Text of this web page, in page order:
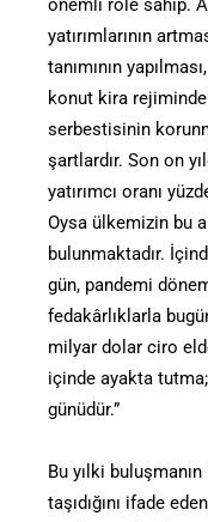
önemli role sahip.
yatırımlarının
tanımının
konut kira
serbestisinin
şartlardır. Son on
yatırımcı oranı
Oysa ülkemizin bu
bulunmaktadır.
gün, pandemi
fedakârlıklarla
milyar dolar ciro
içinde ayakta
günüdür.”
Bu yılki
taşıdığını ifade eden